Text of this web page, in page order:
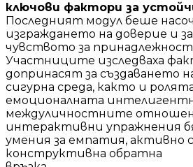
ключови фактори за
Последният модул беше
изграждането на доверие и
чувството за принадлежност
Участниците изследваха
допринасят за създаването
сигурна среда, както и
емоционалната
междуличностните
интерактивни упражнения
умения за емпатия, активно
конструктивна обратна